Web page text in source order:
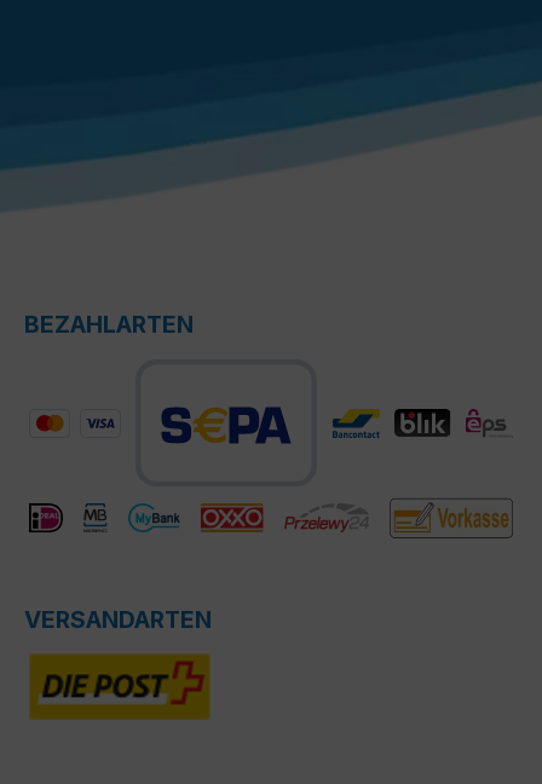
BEZAHLARTEN
VERSANDARTEN